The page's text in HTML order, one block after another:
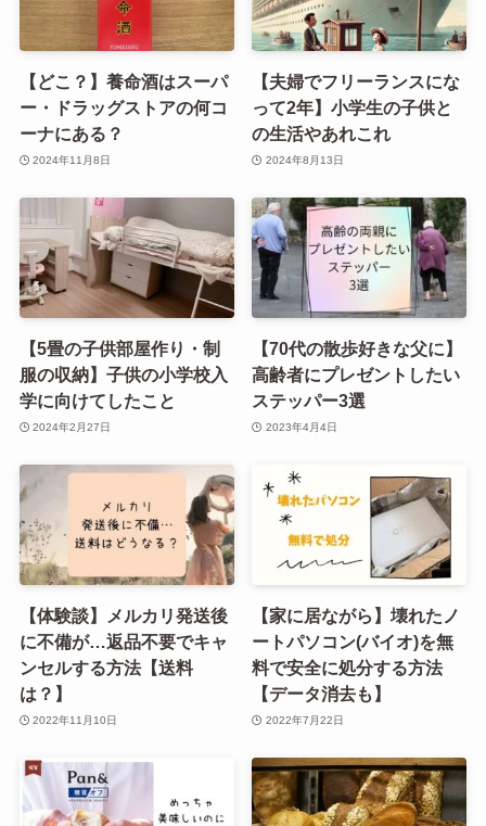
【どこ？】養命酒はスーパ
ー・ドラッグストアの何コ
ーナにある？
2024年11月8日
【夫婦でフリーランスにな
って2年】小学生の子供と
の生活やあれこれ
2024年8月13日
【5畳の子供部屋作り・制
服の収納】子供の小学校入
学に向けてしたこと
2024年2月27日
【70代の散歩好きな父に】
高齢者にプレゼントしたい
ステッパー3選
2023年4月4日
【体験談】メルカリ発送後
に不備が…返品不要でキャ
ンセルする方法【送料
は？】
2022年11月10日
【家に居ながら】壊れたノ
ートパソコン(バイオ)を無
料で安全に処分する方法
【データ消去も】
2022年7月22日